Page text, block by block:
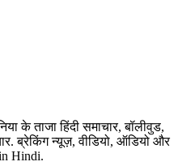
के ताजा हिंदी समाचार, बॉलीवुड,
ब्रेकिंग न्यूज़, वीडियो, ऑडियो और
Hindi.